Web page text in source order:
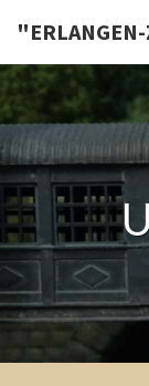
content